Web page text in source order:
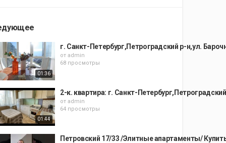
01:36
г. Санкт-Петербург,Петроградский р-н,ул.
от admin
68 просмотры
01:44
2-к. квартира: г. Санкт-
от admin
64 просмотры
Петровский 17/33 /Элитные апартаменты/